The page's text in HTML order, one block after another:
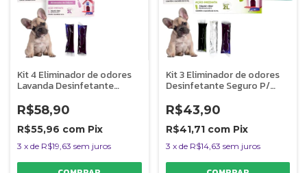
Kit 4 Eliminador de odores
Lavanda Desinfetante
Rende 2L
R$58,90
R$55,96 com Pix
3 x de R$19,63 sem juros
Kit 3 Eliminador de odores
Desinfetante Seguro P/
R$43,90
R$41,71 com Pix
3 x de R$14,63 sem juros